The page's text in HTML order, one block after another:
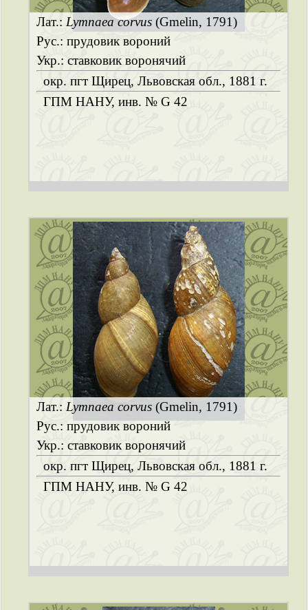
Лат.: Lymnaea corvus(Gmelin, 1791)
Рус.: прудовик вороний
Укр.: ставковик воронячий
окр. пгт Щирец, Львовская обл., 1881 г.
ГПМ НАНУ, инв. № G 42
Лат.: Lymnaea corvus(Gmelin, 1791)
Рус.: прудовик вороний
Укр.: ставковик воронячий
окр. пгт Щирец, Львовская обл., 1881 г.
ГПМ НАНУ, инв. № G 42